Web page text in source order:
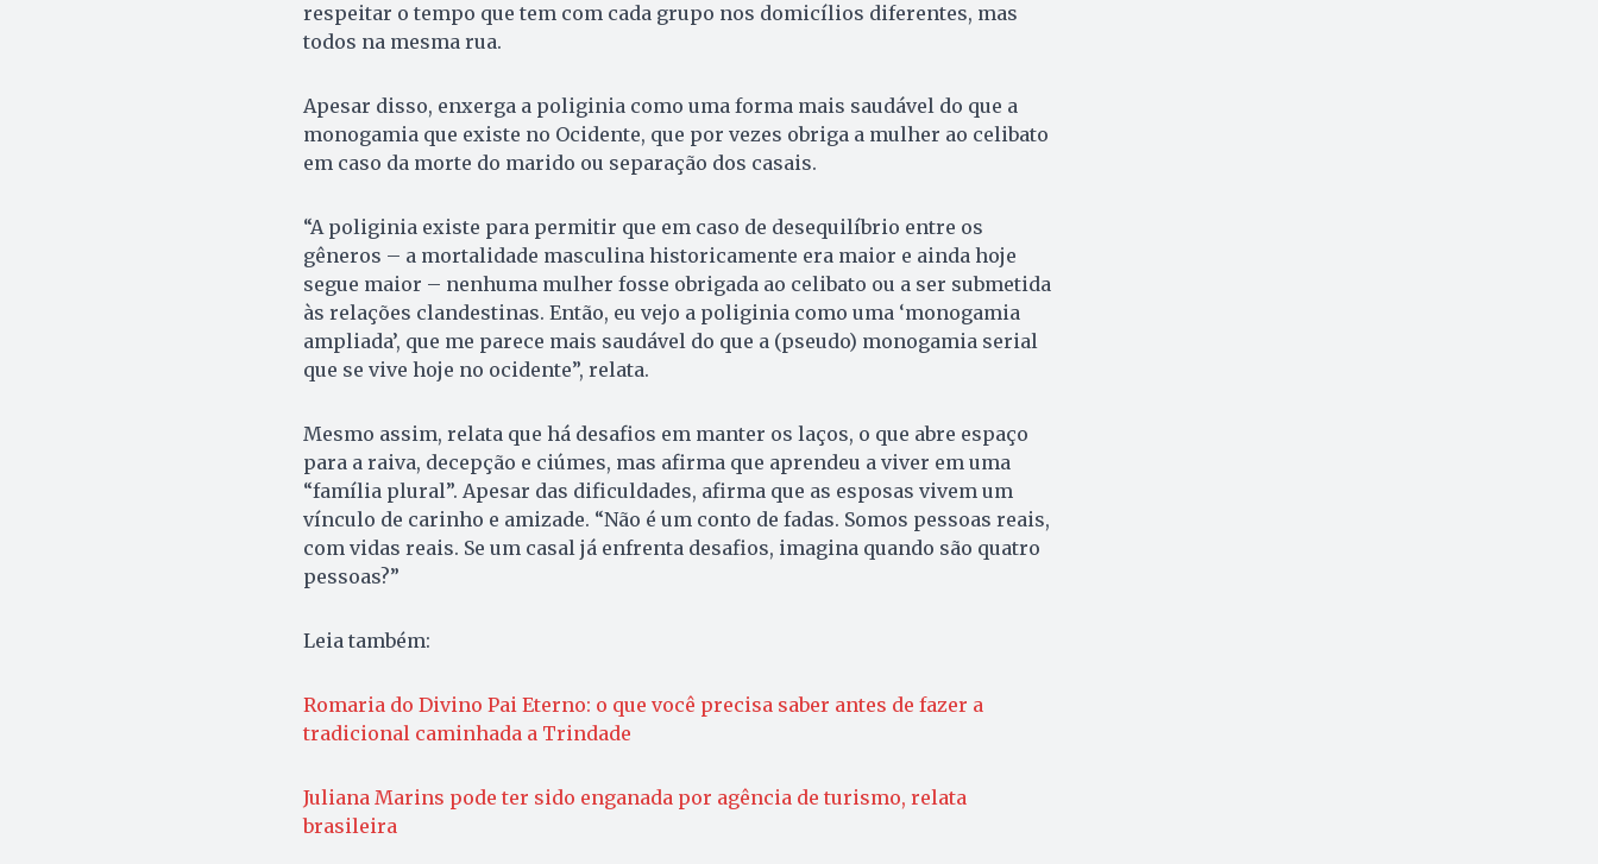
respeitar o tempo que tem com cada grupo nos domicílios diferentes, mas
todos na mesma rua.
Apesar disso, enxerga a poliginia como uma forma mais saudável do que a
monogamia que existe no Ocidente, que por vezes obriga a mulher ao celibato
em caso da morte do marido ou separação dos casais.
“A poliginia existe para permitir que em caso de desequilíbrio entre os
gêneros – a mortalidade masculina historicamente era maior e ainda hoje
segue maior – nenhuma mulher fosse obrigada ao celibato ou a ser submetida
às relações clandestinas. Então, eu vejo a poliginia como uma ‘monogamia
ampliada’, que me parece mais saudável do que a (pseudo) monogamia serial
que se vive hoje no ocidente”, relata.
Mesmo assim, relata que há desafios em manter os laços, o que abre espaço
para a raiva, decepção e ciúmes, mas afirma que aprendeu a viver em uma
“família plural”. Apesar das dificuldades, afirma que as esposas vivem um
vínculo de carinho e amizade. “Não é um conto de fadas. Somos pessoas reais,
com vidas reais. Se um casal já enfrenta desafios, imagina quando são quatro
pessoas?”
Leia também:
Romaria do Divino Pai Eterno: o que você precisa saber antes de fazer a
tradicional caminhada a Trindade
Juliana Marins pode ter sido enganada por agência de turismo, relata
brasileira